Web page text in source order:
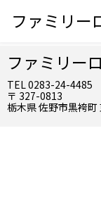
ファミリー
ファミリー
TEL 0283-24-4485
〒 327-0813
栃木県 佐野市黒袴町